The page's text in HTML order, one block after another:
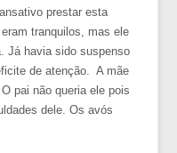
prestar esta
tranquilos, mas ele
Já havia sido suspenso
de atenção. A mãe
pai não queria ele pois
dele. Os avós